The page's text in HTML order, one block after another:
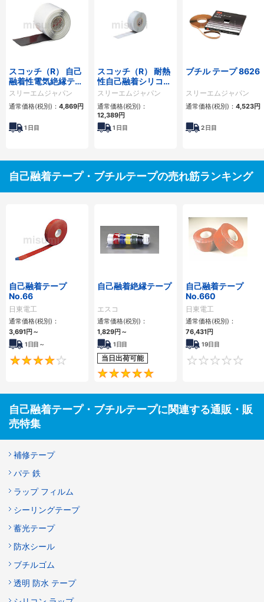
スコッチ（R） 自己
融着性電気絶縁テー
プ ラバーマスチック
2228 黒色
スリーエムジャパン
通常価格(税別)： 4,869円
1 日目
スコッチ（R） 耐熱
性自己融着シリコー
ンテープ
スリーエムジャパン
通常価格(税別)：
12,389円
1 日目
ブチル テープ 8626
スリーエムジャパン
通常価格(税別)： 4,523円
2日目
自己融着テープ・ブチルテープの売れ筋ランキング
自己融着テープ
No.66
日東電工
通常価格(税別)：
3,691円～
1日目～
4
自己融着絶縁テープ
エスコ
通常価格(税別)：
1,829円～
1日目
当日出荷可能
自己融着テープ
No.660
日東電工
通常価格(税別)：
76,431円
19日目
自己融着テープ・ブチルテープに関連する通販・販
売特集
補修テープ
パテ 鉄
ラップ フィルム
シーリングテープ
蓄光テープ
防水シール
ブチルゴム
透明 防水 テープ